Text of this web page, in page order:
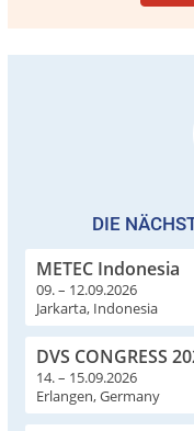
DIE
METEC Indonesia
09. – 12.09.2026
Jarkarta, Indonesia
DVS CONGRESS
14. – 15.09.2026
Erlangen, Germany